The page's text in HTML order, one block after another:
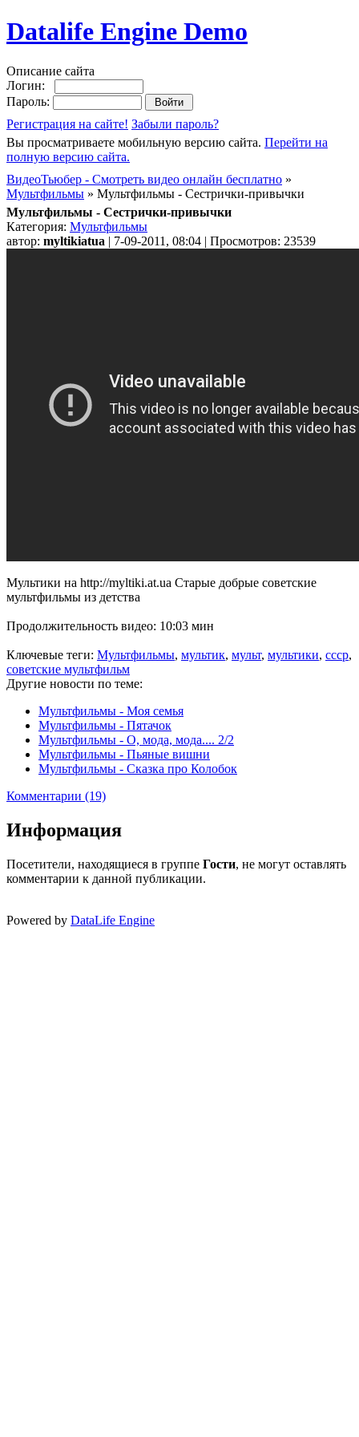
Datalife Engine Demo
Описание сайта
Логин:
Пароль:
Регистрация на сайте! Забыли пароль?
Вы просматриваете мобильную версию сайта. Перейти на
полную версию сайта.
ВидеоТьюбер - Смотреть видео онлайн бесплатно »
Мультфильмы » Мультфильмы - Сестрички-привычки
Мультфильмы - Сестрички-привычки
Категория: Мультфильмы
автор: myltikiatua | 7-09-2011, 08:04 | Просмотров: 23539
Мультики на http://myltiki.at.ua Старые добрые советские
мультфильмы из детства
Продолжительность видео: 10:03 мин
Ключевые теги: Мультфильмы, мультик, мульт, мультики, ссср,
советские мультфильм
Другие новости по теме:
Мультфильмы - Моя семья
Мультфильмы - Пятачок
Мультфильмы - О, мода, мода.... 2/2
Мультфильмы - Пьяные вишни
Мультфильмы - Сказка про Колобок
Комментарии (19)
Информация
Посетители, находящиеся в группе Гости, не могут оставлять
комментарии к данной публикации.
Powered by DataLife Engine